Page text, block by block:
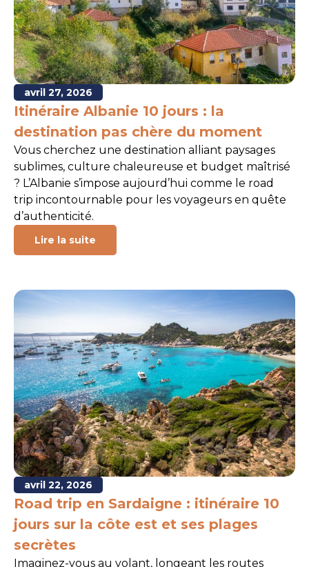
avril 27, 2026
Itinéraire Albanie 10 jours : la
destination pas chère du moment
Vous cherchez une destination alliant paysages
sublimes, culture chaleureuse et budget maîtrisé
? L’Albanie s’impose aujourd’hui comme le road
trip incontournable pour les voyageurs en quête
d’authenticité.
Lire la suite
avril 22, 2026
Road trip en Sardaigne : itinéraire 10
jours sur la côte est et ses plages
secrètes
Imaginez-vous au volant, longeant les routes